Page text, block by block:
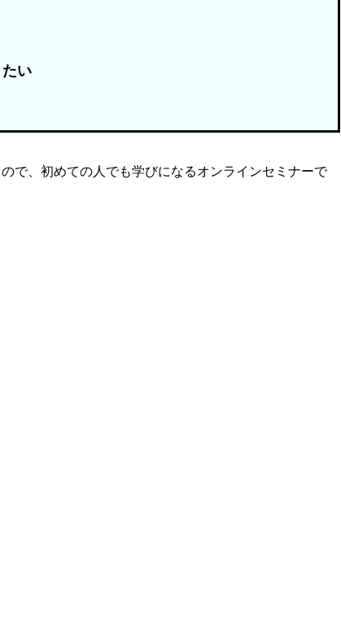
い
で、初めての人でも学びになるオンラインセミナーで